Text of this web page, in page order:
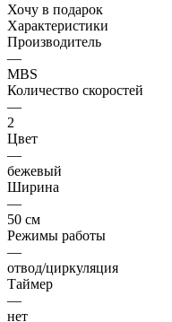
Хочу в подарок
Характеристики
Производитель
—
MBS
Количество скоростей
—
2
Цвет
—
бежевый
Ширина
—
50 см
Режимы работы
—
отвод/циркуляция
Таймер
—
нет